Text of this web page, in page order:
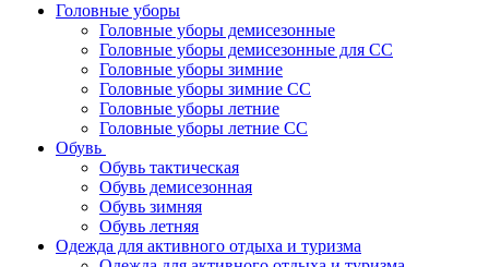
Головные уборы
Головные уборы демисезонные
Головные уборы демисезонные для СС
Головные уборы зимние
Головные уборы зимние СС
Головные уборы летние
Головные уборы летние СС
Обувь
Обувь тактическая
Обувь демисезонная
Обувь зимняя
Обувь летняя
Одежда для активного отдыха и туризма